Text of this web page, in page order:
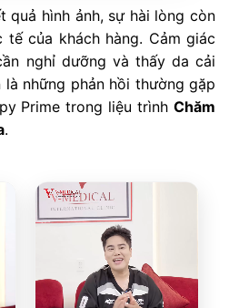
quả hình ảnh, sự hài lòng còn
của khách hàng. Cảm giác
nghỉ dưỡng và thấy da cải
những phản hồi thường gặp
Prime trong liệu trình Chăm
.